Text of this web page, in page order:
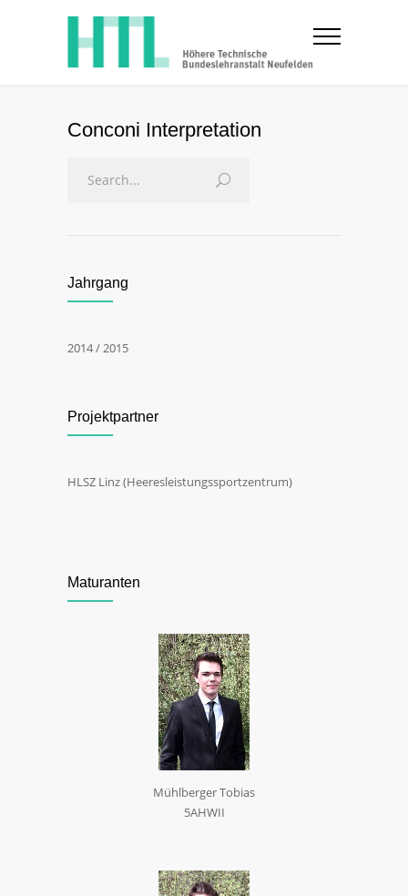
Conconi Interpretation
Jahrgang
2014 / 2015
Projektpartner
HLSZ Linz (Heeresleistungssportzentrum)
Maturanten
Mühlberger Tobias
5AHWII